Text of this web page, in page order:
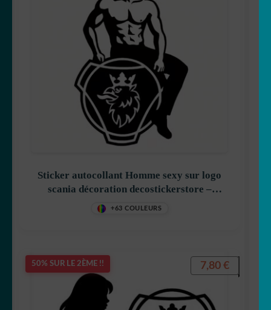
Sticker autocollant Homme sexy sur logo
scania décoration decostickerstore –
HNLGGL
+63 COULEURS
50% SUR LE 2ÈME !! 7,80 €